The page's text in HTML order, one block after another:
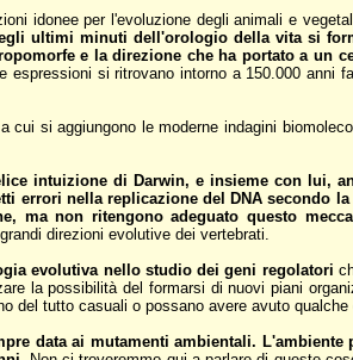
idonee per l'evoluzione degli animali e
ultimi minuti dell'orologio della vita si
e la direzione che ha portato a
espressioni si ritrovano intorno a 150.000 anni
cui si aggiungono le moderne indagini
intuizione di Darwin, e insieme con lui,
errori nella replicazione del DNA secondo
ma non ritengono adeguato questo
direzioni evolutive dei vertebrati.
evolutiva nello studio dei geni regolatori
la possibilità del formarsi di nuovi piani
tutto casuali o possano avere avuto qualche
data ai mutamenti ambientali.